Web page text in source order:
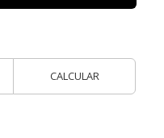
CALCULAR